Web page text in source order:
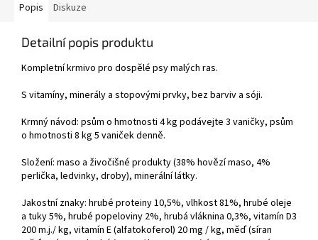
Popis Diskuze
Detailní popis produktu
Kompletní krmivo pro dospělé psy malých ras.
S vitamíny, minerály a stopovými prvky, bez barviv a sóji.
Krmný návod: psům o hmotnosti 4 kg podávejte 3 vaničky, psům
o hmotnosti 8 kg 5 vaniček denně.
Složení: maso a živočišné produkty (38% hovězí maso, 4%
perlička, ledvinky, droby), minerální látky.
Jakostní znaky: hrubé proteiny 10,5%, vlhkost 81%, hrubé oleje
a tuky 5%, hrubé popeloviny 2%, hrubá vláknina 0,3%, vitamín D3
200 m.j./ kg, vitamín E (alfatokoferol) 20 mg / kg, měď (síran